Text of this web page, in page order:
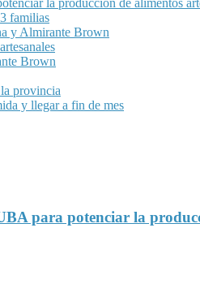
la producción de alimentos
familias
y Almirante Brown
Brown
provincia
y llegar a fin de mes
para potenciar la